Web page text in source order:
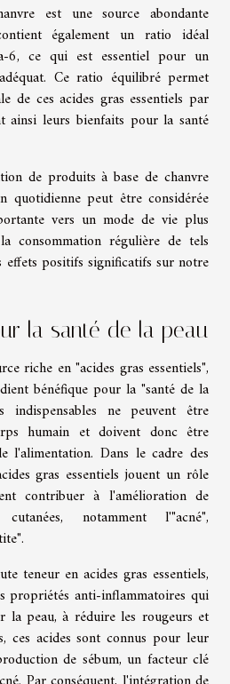
est une source abondante
également un ratio idéal
6, ce qui est essentiel pour un
Ce ratio équilibré permet
de ces acides gras essentiels par
ainsi leurs bienfaits pour la santé
de produits à base de chanvre
quotidienne peut être considérée
vers un mode de vie plus
consommation régulière de tels
positifs significatifs sur notre
la santé de la peau
riche en "acides gras essentiels",
bénéfique pour la "santé de la
indispensables ne peuvent être
humain et doivent donc être
l'alimentation. Dans le cadre des
gras essentiels jouent un rôle
contribuer à l'amélioration de
notamment l'"acné",
teneur en acides gras essentiels,
propriétés anti-inflammatoires qui
la peau, à réduire les rougeurs et
ces acides sont connus pour leur
de sébum, un facteur clé